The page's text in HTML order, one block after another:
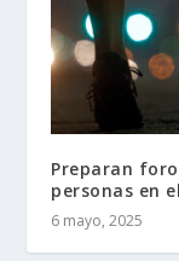
Preparan
personas en
6 mayo, 2025